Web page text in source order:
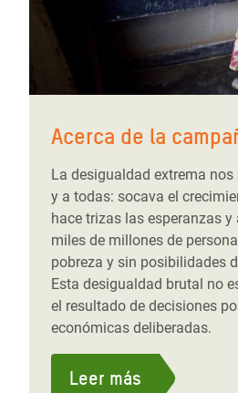
Acerca de la
La desigualdad extrema
y a todas: socava el
hace trizas las esperanzas
miles de millones de
pobreza y sin posibilidades
Esta desigualdad brutal no
el resultado de decisiones
económicas deliberadas.
Leer más